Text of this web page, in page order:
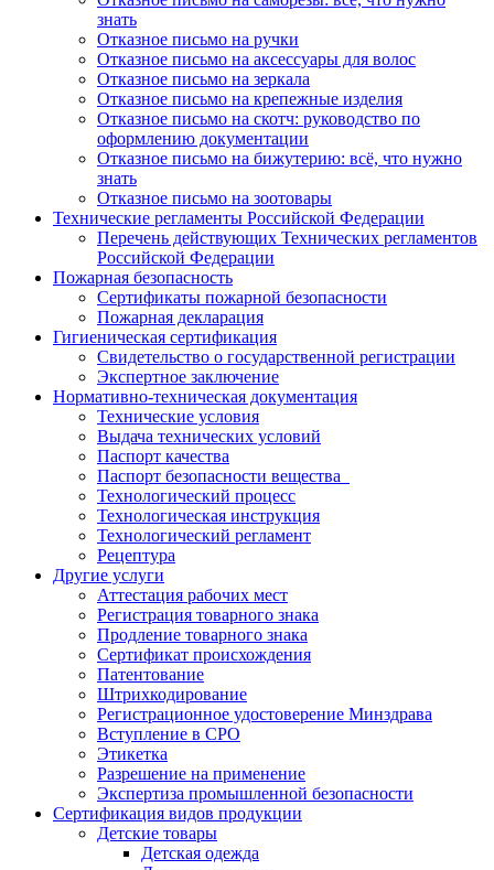
знать
Отказное письмо на ручки
Отказное письмо на аксессуары для волос
Отказное письмо на зеркала
Отказное письмо на крепежные изделия
Отказное письмо на скотч: руководство по
оформлению документации
Отказное письмо на бижутерию: всё, что нужно
знать
Отказное письмо на зоотовары
Технические регламенты Российской Федерации
Перечень действующих Технических регламентов
Российской Федерации
Пожарная безопасность
Сертификаты пожарной безопасности
Пожарная декларация
Гигиеническая сертификация
Свидетельство о государственной регистрации
Экспертное заключение
Нормативно-техническая документация
Технические условия
Выдача технических условий
Паспорт качества
Паспорт безопасности вещества
Технологический процесс
Технологическая инструкция
Технологический регламент
Рецептура
Другие услуги
Аттестация рабочих мест
Регистрация товарного знака
Продление товарного знака
Сертификат происхождения
Патентование
Штрихкодирование
Регистрационное удостоверение Минздрава
Вступление в СРО
Этикетка
Разрешение на применение
Экспертиза промышленной безопасности
Сертификация видов продукции
Детские товары
Детская одежда